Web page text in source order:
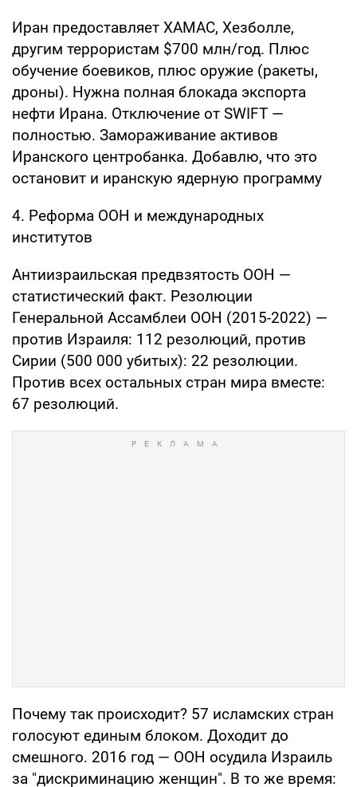
Иран предоставляет ХАМАС, Хезболле,
другим террористам $700 млн/год. Плюс
обучение боевиков, плюс оружие (ракеты,
дроны). Нужна полная блокада экспорта
нефти Ирана. Отключение от SWIFT —
полностью. Замораживание активов
Иранского центробанка. Добавлю, что это
остановит и иранскую ядерную программу
4. Реформа ООН и международных
институтов
Антиизраильская предвзятость ООН —
статистический факт. Резолюции
Генеральной Ассамблеи ООН (2015-2022) —
против Израиля: 112 резолюций, против
Сирии (500 000 убитых): 22 резолюции.
Против всех остальных стран мира вместе:
67 резолюций.
Почему так происходит? 57 исламских стран
голосуют единым блоком. Доходит до
смешного. 2016 год — ООН осудила Израиль
за "дискриминацию женщин". В то же время: